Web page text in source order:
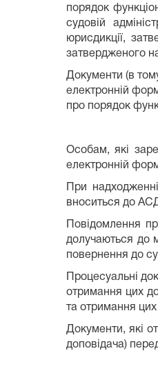
порядок
судовій
юрисдикції,
затвердженого
Документи (в
електронній
про порядок
Особам, які
електронній
При
вноситься до
Повідомлення
долучаються до
повернення до
Процесуальні
отримання цих
та отримання цих
Документи, які
доповідача)